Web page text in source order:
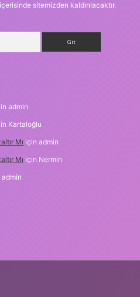
sitemizden kaldırılacaktır.
admin
Kartaloğlu
Mı için admin
Mı için Nermin
admin